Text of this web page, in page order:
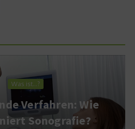
Was ist…?
Verfahren: Wie
Sonografie?